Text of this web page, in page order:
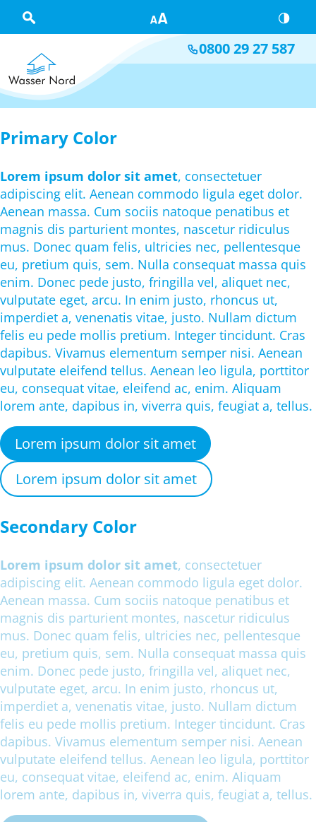
0800 29 27 587
Primary Color
Lorem ipsum dolor sit amet, consectetuer
adipiscing elit. Aenean commodo ligula eget dolor.
Aenean massa. Cum sociis natoque penatibus et
magnis dis parturient montes, nascetur ridiculus
mus. Donec quam felis, ultricies nec, pellentesque
eu, pretium quis, sem. Nulla consequat massa quis
enim. Donec pede justo, fringilla vel, aliquet nec,
vulputate eget, arcu. In enim justo, rhoncus ut,
imperdiet a, venenatis vitae, justo. Nullam dictum
felis eu pede mollis pretium. Integer tincidunt. Cras
dapibus. Vivamus elementum semper nisi. Aenean
vulputate eleifend tellus. Aenean leo ligula, porttitor
eu, consequat vitae, eleifend ac, enim. Aliquam
lorem ante, dapibus in, viverra quis, feugiat a, tellus.
Lorem ipsum dolor sit amet
Lorem ipsum dolor sit amet
Secondary Color
Lorem ipsum dolor sit amet, consectetuer
adipiscing elit. Aenean commodo ligula eget dolor.
Aenean massa. Cum sociis natoque penatibus et
magnis dis parturient montes, nascetur ridiculus
mus. Donec quam felis, ultricies nec, pellentesque
eu, pretium quis, sem. Nulla consequat massa quis
enim. Donec pede justo, fringilla vel, aliquet nec,
vulputate eget, arcu. In enim justo, rhoncus ut,
imperdiet a, venenatis vitae, justo. Nullam dictum
felis eu pede mollis pretium. Integer tincidunt. Cras
dapibus. Vivamus elementum semper nisi. Aenean
vulputate eleifend tellus. Aenean leo ligula, porttitor
eu, consequat vitae, eleifend ac, enim. Aliquam
lorem ante, dapibus in, viverra quis, feugiat a, tellus.